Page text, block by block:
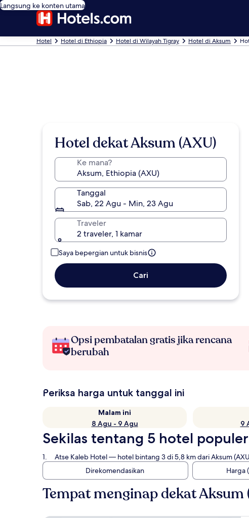
Langsung ke konten utama
Hotel Hotel di Ethiopia Hotel di Wilayah Tigray Hotel di Aksum
Hotel dekat Aksum (AXU)
Ke mana?
Tanggal
Sab, 22 Agu - Min, 23 Agu
Traveler
2 traveler, 1 kamar
Saya bepergian untuk bisnis
Cari
Opsi pembatalan gratis jika rencana
berubah
Periksa harga untuk tanggal ini
Malam ini
8 Agu - 9 Agu
9
Sekilas tentang 5 hotel
Atse Kaleb Hotel— hotel bintang 3 di 5,8 km dari Aksum
Direkomendasikan
Harga
Tempat menginap dekat Aksum